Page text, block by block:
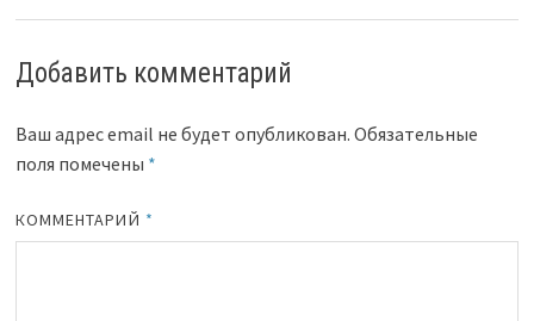
Добавить комментарий
Ваш адрес email не будет опубликован. Обязательные
поля помечены *
КОММЕНТАРИЙ *